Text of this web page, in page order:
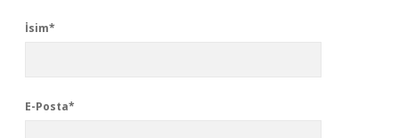
İsim*
E-Posta*